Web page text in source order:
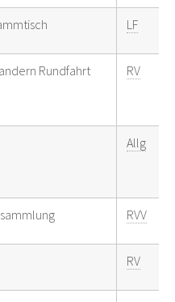
LF
Rundfahrt RV
Allg
RVV
RV